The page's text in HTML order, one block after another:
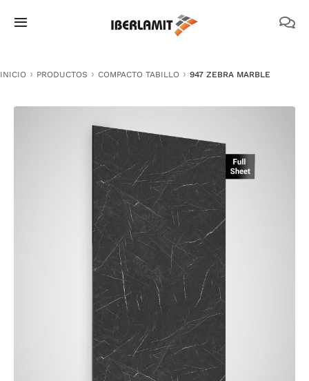
Toggle
NOSOTROS
DOCUMENTACIÓN TÉCNICA
MEDIO AMBIENTE
INICIO PRODUCTOS COMPACTO TABILLO 947 ZEBRA MARBLE